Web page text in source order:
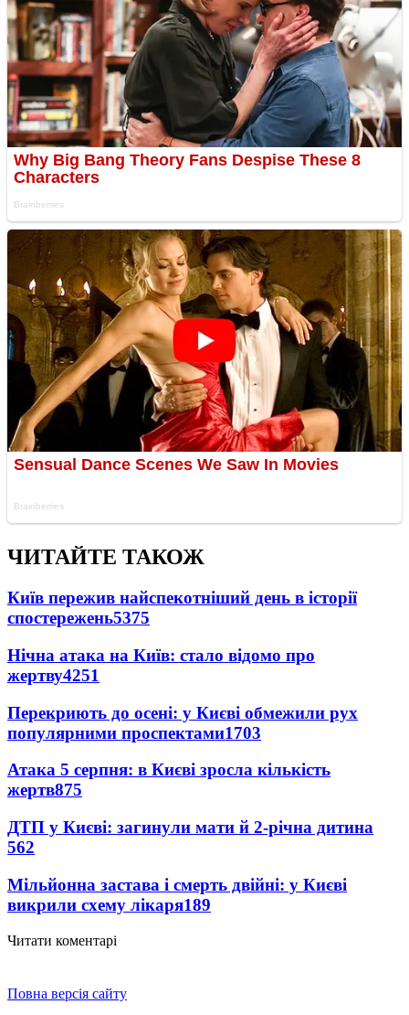
ЧИТАЙТЕ ТАКОЖ
Київ пережив найспекотніший день в історії
спостережень5375
Нічна атака на Київ: стало відомо про
жертву4251
Перекриють до осені: у Києві обмежили рух
популярними проспектами1703
Атака 5 серпня: в Києві зросла кількість
жертв875
ДТП у Києві: загинули мати й 2-річна дитина
562
Мільйонна застава і смерть двійні: у Києві
викрили схему лікаря189
Читати коментарі
Повна версія сайту